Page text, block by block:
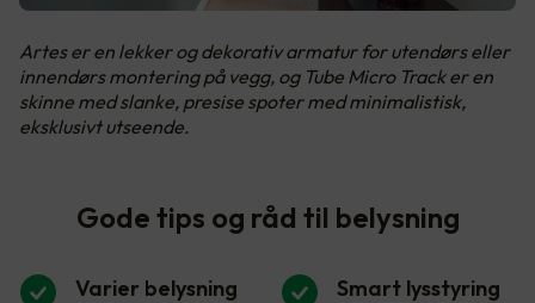
Artes er en lekker og dekorativ armatur for utendørs eller
innendørs montering på vegg, og Tube Micro Track er en
skinne med slanke, presise spoter med minimalistisk,
eksklusivt utseende.
Gode tips og råd til belysning
Varier belysning Smart lysstyring